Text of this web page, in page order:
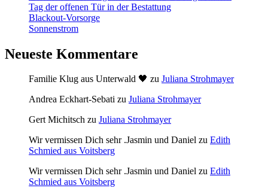
Tag der offenen Tür in der Bestattung
Blackout-Vorsorge
Sonnenstrom
Neueste Kommentare
Familie Klug aus Unterwald 🖤 zu Juliana Strohmayer
Andrea Eckhart-Sebati zu Juliana Strohmayer
Gert Michitsch zu Juliana Strohmayer
Wir vermissen Dich sehr .Jasmin und Daniel zu Edith
Schmied aus Voitsberg
Wir vermissen Dich sehr .Jasmin und Daniel zu Edith
Schmied aus Voitsberg